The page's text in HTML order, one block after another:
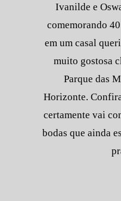
Ivanilde e
comemorando
em um casal
muito gostosa
Parque das
Horizonte.
certamente vai
bodas que ainda